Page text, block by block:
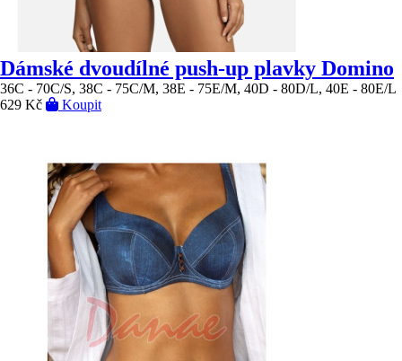
Dámské dvoudílné push-up plavky Domino
36C - 70C/S, 38C - 75C/M, 38E - 75E/M, 40D - 80D/L, 40E - 80E/L
629 Kč
Koupit